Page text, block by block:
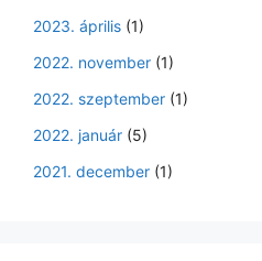
2023. április (1)
2022. november (1)
2022. szeptember (1)
2022. január (5)
2021. december (1)